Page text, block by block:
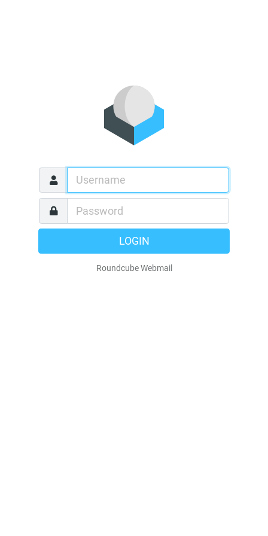
LOGIN
Roundcube Webmail